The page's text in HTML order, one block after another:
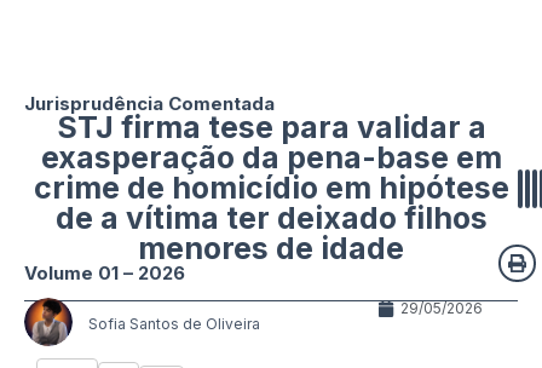
Jurisprudência Comentada
STJ firma tese para validar a
exasperação da pena-base em
crime de homicídio em hipótese
de a vítima ter deixado filhos
menores de idade
Volume 01 – 2026
Sofia Santos de Oliveira
29/05/2026